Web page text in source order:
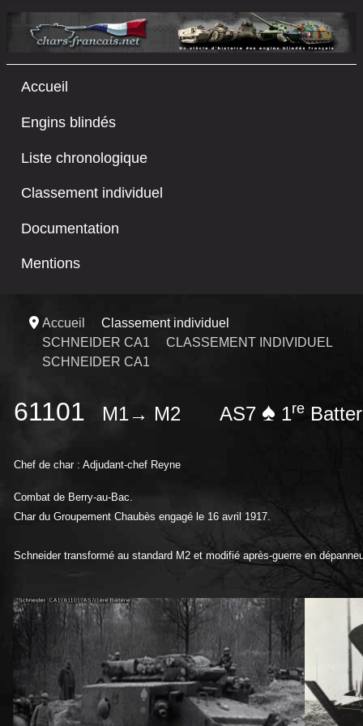
Accueil
Engins blindés
Liste chronologique
Classement individuel
Documentation
Mentions
Accueil
Classement individuel
SCHNEIDER CA1
CLASSEMENT INDIVIDUEL
SCHNEIDER CA1
61101 M1→ M2 AS7 ♠ 1re
Chef de char : Adjudant-chef Reyne
Combat de Berry-au-Bac.
Char du Groupement Chaubès engagé le 16 avril 1917.
Schneider transformé au standard M2 et modifié après-guerre en